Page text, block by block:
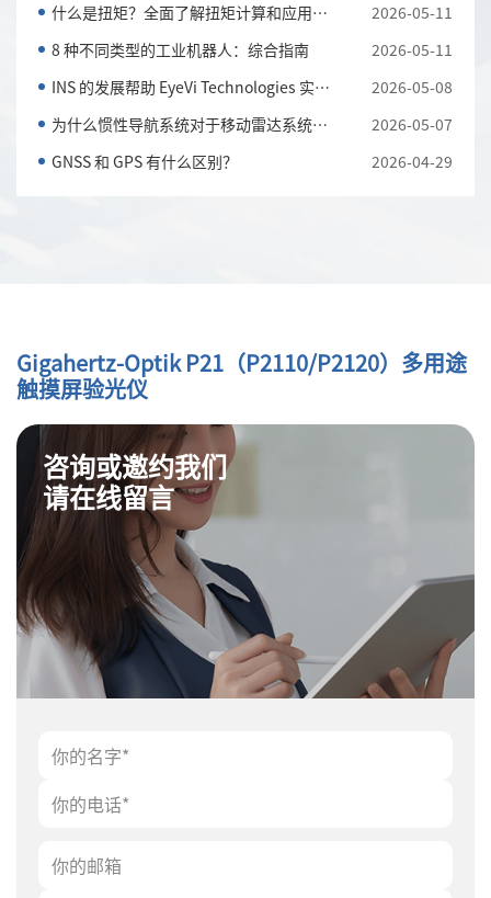
什么是扭矩？全面了解扭矩计算和应用知识
2026-05-11
8 种不同类型的工业机器人：综合指南
2026-05-11
INS 的发展帮助 EyeVi Technologies 实现可扩展的道路...
2026-05-08
为什么惯性导航系统对于移动雷达系统至关重要
2026-05-07
GNSS 和 GPS 有什么区别？
2026-04-29
Gigahertz-Optik P21（P2110/P2120）多用途
触摸屏验光仪
咨询或邀约我们
请在线留言